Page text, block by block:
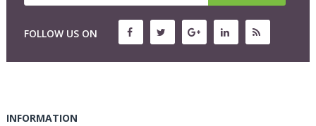
FOLLOW US ON
INFORMATION